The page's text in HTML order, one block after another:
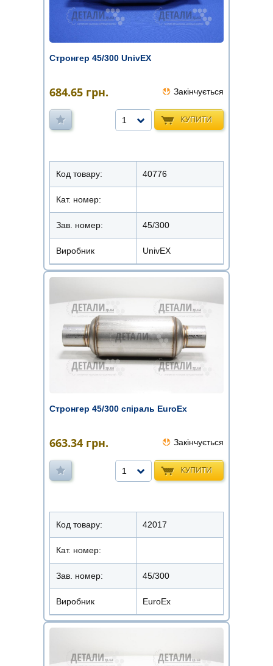
Стронгер 45/300 UnivEX
684.65 грн. Закінчується
КУПИТИ
1
Код товару: 40776
Кат. номер:
Зав. номер: 45/300
Виробник UnivEX
Стронгер 45/300 спіраль EuroEx
663.34 грн. Закінчується
КУПИТИ
1
Код товару: 42017
Кат. номер:
Зав. номер: 45/300
Виробник EuroEx